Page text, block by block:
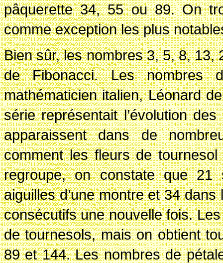
pâquerette 34, 55 ou 89. On
comme exception les plus
Bien sûr, les nombres 3, 5, 8, 13,
de Fibonacci. Les nombres
mathématicien italien, Léonard
série représentait l’évolution
apparaissent dans de
comment les fleurs de
regroupe, on constate que 21
aiguilles d’une montre et 34
consécutifs une nouvelle fois.
de tournesols, mais on obtient
89 et 144. Les nombres de